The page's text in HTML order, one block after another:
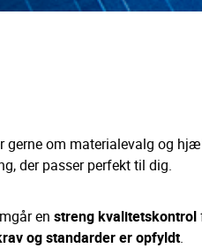
gerne om materialevalg og
der passer perfekt til dig.
en streng kvalitetskontrol
og standarder er opfyldt.